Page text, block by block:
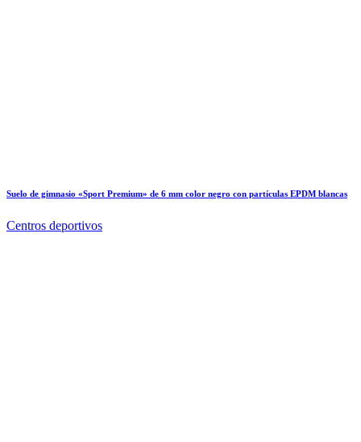
Suelo de gimnasio «Sport Premium» de 6 mm color negro con partículas EPDM blancas
Centros deportivos